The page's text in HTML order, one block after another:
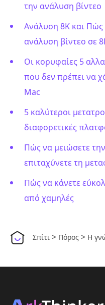
την ανάλυση βίντεο
Ανάλυση 8K και Πώς
ανάλυση βίντεο σε
Οι κορυφαίες 5
που δεν πρέπει να
Mac
5 καλύτεροι
διαφορετικές
Πώς να μειώσετε
επιταχύνετε τη
Πώς να κάνετε
από χαμηλές
Σπίτι > Πόρος > Η